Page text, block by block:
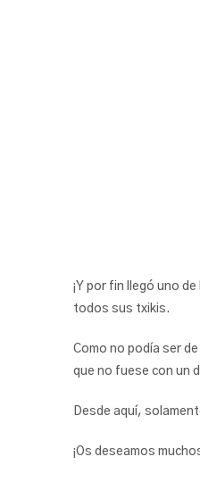
¡Y por fin llegó uno
todos sus txikis.
Como no podía ser
que no fuese con un
Desde aquí,
¡Os deseamos